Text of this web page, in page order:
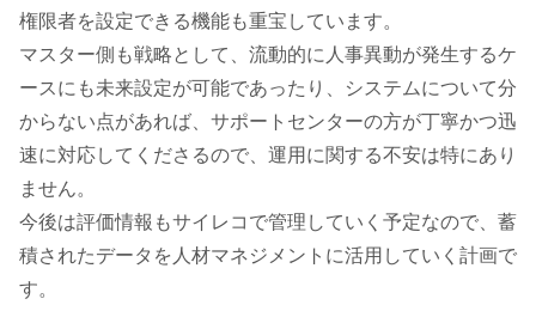
権限者を設定できる機能も重宝しています。
マスター側も戦略として、流動的に人事異動が発生するケ
ースにも未来設定が可能であったり、システムについて分
からない点があれば、サポートセンターの方が丁寧かつ迅
速に対応してくださるので、運用に関する不安は特にあり
ません。
今後は評価情報もサイレコで管理していく予定なので、蓄
積されたデータを人材マネジメントに活用していく計画で
す。